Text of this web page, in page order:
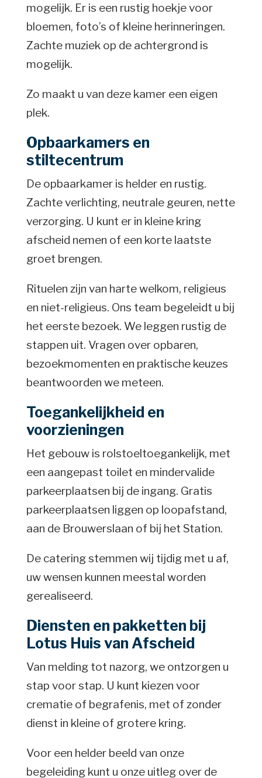
mogelijk. Er is een rustig hoekje voor
bloemen, foto’s of kleine herinneringen.
Zachte muziek op de achtergrond is
mogelijk.
Zo maakt u van deze kamer een eigen
plek.
Opbaarkamers en
stiltecentrum
De opbaarkamer is helder en rustig.
Zachte verlichting, neutrale geuren, nette
verzorging. U kunt er in kleine kring
afscheid nemen of een korte laatste
groet brengen.
Rituelen zijn van harte welkom, religieus
en niet-religieus. Ons team begeleidt u bij
het eerste bezoek. We leggen rustig de
stappen uit. Vragen over opbaren,
bezoekmomenten en praktische keuzes
beantwoorden we meteen.
Toegankelijkheid en
voorzieningen
Het gebouw is rolstoeltoegankelijk, met
een aangepast toilet en mindervalide
parkeerplaatsen bij de ingang. Gratis
parkeerplaatsen liggen op loopafstand,
aan de Brouwerslaan of bij het Station.
De catering stemmen wij tijdig met u af,
uw wensen kunnen meestal worden
gerealiseerd.
Diensten en pakketten bij
Lotus Huis van Afscheid
Van melding tot nazorg, we ontzorgen u
stap voor stap. U kunt kiezen voor
crematie of begrafenis, met of zonder
dienst in kleine of grotere kring.
Voor een helder beeld van onze
begeleiding kunt u onze uitleg over de